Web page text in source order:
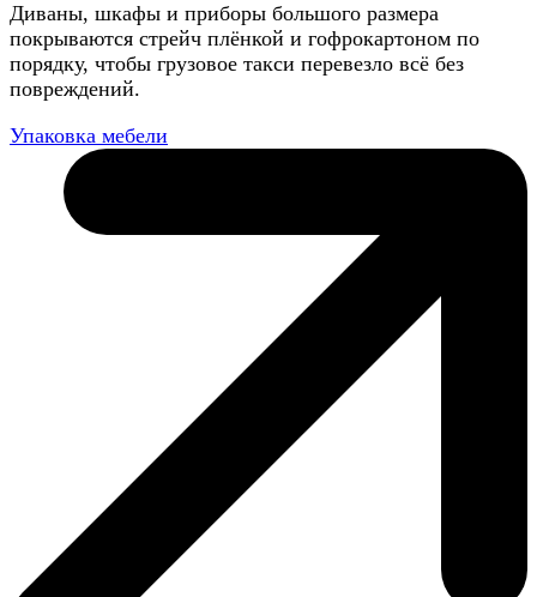
Диваны, шкафы и приборы большого размера
покрываются стрейч плёнкой и гофрокартоном по
порядку, чтобы грузовое такси перевезло всё без
повреждений.
Упаковка мебели